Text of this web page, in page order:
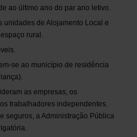
ao último ano do par ano letivo.
unidades de Alojamento Local e
rural.
se ao município de residência
as empresas, os
trabalhadores independentes.
seguros, a Administração Pública